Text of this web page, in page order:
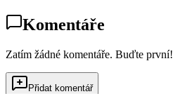
Komentáře
Zatím žádné komentáře. Buďte první!
Přidat komentář